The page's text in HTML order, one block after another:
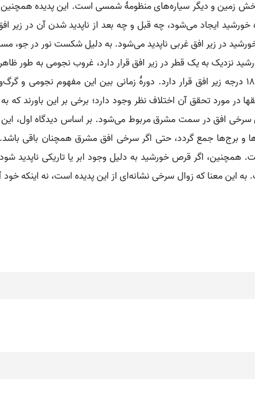
زمین و دیگر سیاره‌های منظومهٔ شمسی است. این پدیده همچنین
ایجاد می‌شود، چه قبل و چه بعد از ناپدید شدن آن در زیر
در زیر افق غربی ناپدید می‌شود. به دلیل شکست نور در جو،
نزدیک به یک قطر در زیر افق قرار دارد، غروب نجومی به طور
مفهوم نباید با گرگ‌ومیش اشتباه گرفته شود، که به لحظه‌ای اشاره دارد که خورشید حدود ۱۸ درجه زیر افق قرار دارد. دورهٔ زمانی
مورد تحقق آن اختلاف نظر وجود دارد؛ برخی بر این باورند که
سرخی افق در سمت مشرق مربوط می‌شود. بر اساس دیدگاه اول، این
و برج‌ها جمع گردد، حتی اگر سرخی افق مشرق همچنان باقی باشد.
همچنین، اگر قرص خورشید به دلیل وجود ابر یا تاریکی ناپدید
معنا که زوال سرخی نشانه‌ای از این پدیده است، نه اینکه خود